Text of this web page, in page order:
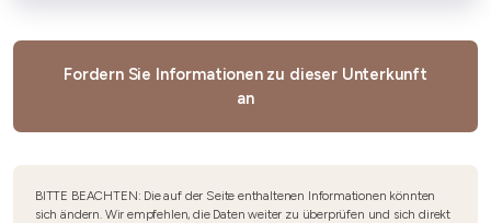
Fordern Sie Informationen zu dieser Unterkunft
an
BITTE BEACHTEN: Die auf der Seite enthaltenen Informationen könnten
sich ändern. Wir empfehlen, die Daten weiter zu überprüfen und sich direkt